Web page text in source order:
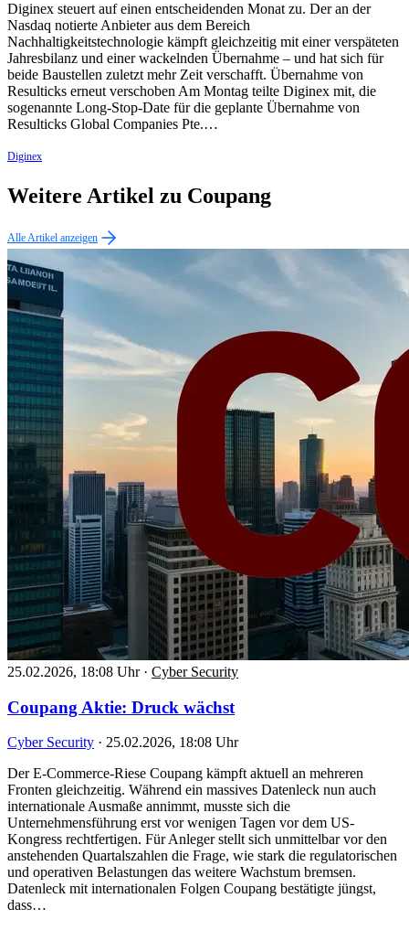
Diginex steuert auf einen entscheidenden Monat zu. Der an der
Nasdaq notierte Anbieter aus dem Bereich
Nachhaltigkeitstechnologie kämpft gleichzeitig mit einer verspäteten
Jahresbilanz und einer wackelnden Übernahme – und hat sich für
beide Baustellen zuletzt mehr Zeit verschafft. Übernahme von
Resulticks erneut verschoben Am Montag teilte Diginex mit, die
sogenannte Long-Stop-Date für die geplante Übernahme von
Resulticks Global Companies Pte.…
Diginex
Weitere Artikel zu Coupang
Alle Artikel anzeigen
25.02.2026, 18:08 Uhr · Cyber Security
Coupang Aktie: Druck wächst
Cyber Security · 25.02.2026, 18:08 Uhr
Der E-Commerce-Riese Coupang kämpft aktuell an mehreren
Fronten gleichzeitig. Während ein massives Datenleck nun auch
internationale Ausmaße annimmt, musste sich die
Unternehmensführung erst vor wenigen Tagen vor dem US-
Kongress rechtfertigen. Für Anleger stellt sich unmittelbar vor den
anstehenden Quartalszahlen die Frage, wie stark die regulatorischen
und operativen Belastungen das weitere Wachstum bremsen.
Datenleck mit internationalen Folgen Coupang bestätigte jüngst,
dass…